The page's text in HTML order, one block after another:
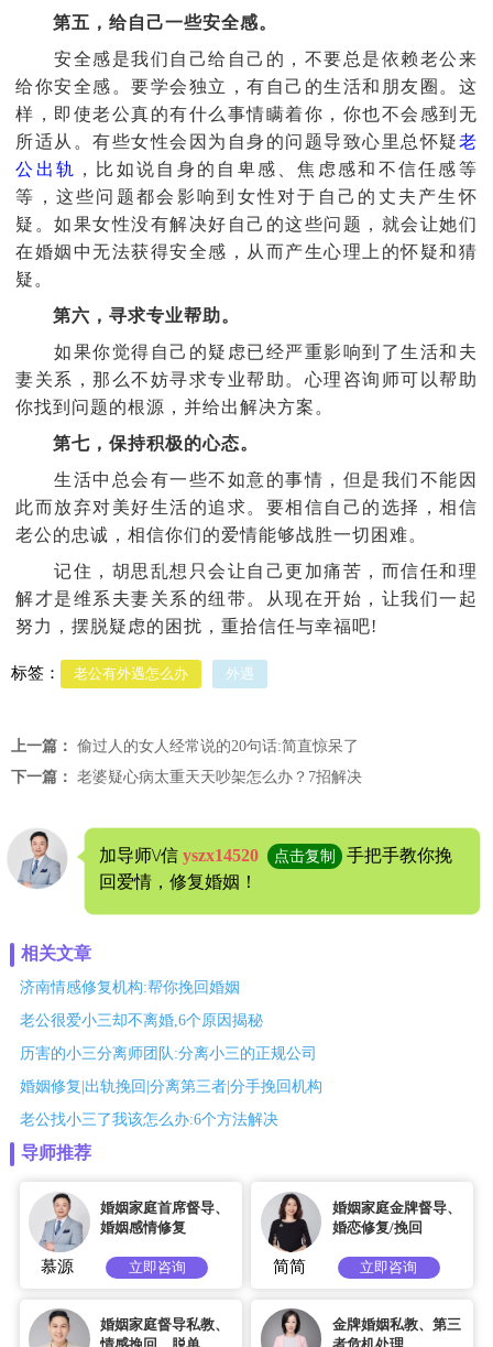
第五，给自己一些安全感。
安全感是我们自己给自己的，不要总是依赖老公来
给你安全感。要学会独立，有自己的生活和朋友圈。这
样，即使老公真的有什么事情瞒着你，你也不会感到无
所适从。有些女性会因为自身的问题导致心里总怀疑老
公出轨 ，比如说自身的自卑感、焦虑感和不信任感等
等，这些问题都会影响到女性对于自己的丈夫产生怀
疑。如果女性没有解决好自己的这些问题，就会让她们
在婚姻中无法获得安全感，从而产生心理上的怀疑和猜
疑。
第六，寻求专业帮助。
如果你觉得自己的疑虑已经严重影响到了生活和夫
妻关系，那么不妨寻求专业帮助。心理咨询师可以帮助
你找到问题的根源，并给出解决方案。
第七，保持积极的心态。
生活中总会有一些不如意的事情，但是我们不能因
此而放弃对美好生活的追求。要相信自己的选择，相信
老公的忠诚，相信你们的爱情能够战胜一切困难。
记住，胡思乱想只会让自己更加痛苦，而信任和理
解才是维系夫妻关系的纽带。从现在开始，让我们一起
努力，摆脱疑虑的困扰，重拾信任与幸福吧!
标签： 老公有外遇怎么办 外遇
上一篇： 偷过人的女人经常说的20句话:简直惊呆了
下一篇： 老婆疑心病太重天天吵架怎么办？7招解决
加导师\/信 yszx14520 点击复制
手把手教你挽
回爱情，修复婚姻！
相关文章
济南情感修复机构:帮你挽回婚姻
老公很爱小三却不离婚,6个原因揭秘
历害的小三分离师团队:分离小三的正规公司
婚姻修复|出轨挽回|分离第三者|分手挽回机构
老公找小三了我该怎么办:6个方法解决
导师推荐
婚姻家庭首席督导、
婚姻感情修复
慕源 立即咨询
婚姻家庭金牌督导、
婚恋修复/挽回
简简 立即咨询
婚姻家庭督导私教、
金牌婚姻私教、第三